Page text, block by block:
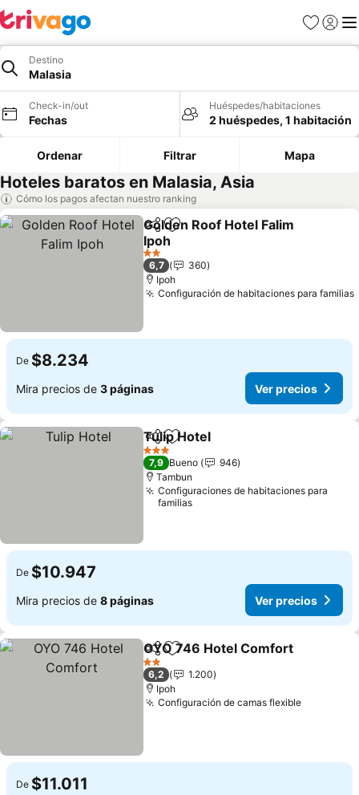
Favoritos
Iniciar
Destino
Malasia
Check-in/out
Fechas
Huéspedes/habitaciones
2 huéspedes, 1 habitación
Ordenar Filtrar Mapa
Hoteles baratos en Malasia, Asia
Cómo los pagos afectan nuestro ranking
CompartirAgregar a favoritos
Golden Roof Hotel Falim
Ipoh
2 Estrellas
6,7
360
Ipoh
Configuración de habitaciones para familias
De $8.234
Mira precios de 3 páginas Ver precios
Compartir
Agregar a favoritos
Tulip Hotel
3 Estrellas
7,9 Bueno
946
Tambun
Configuraciones de habitaciones para
familias
De $10.947
Mira precios de 8 páginas Ver precios
CompartirAgregar a favoritos
OYO 746 Hotel Comfort
2 Estrellas
6,2
1.200
Ipoh
Configuración de camas flexible
De $11.011